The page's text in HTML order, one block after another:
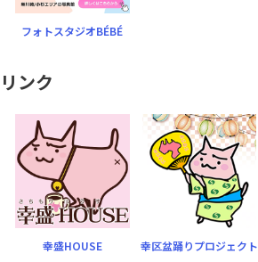
フォトスタジオBÉBÉ
リンク
幸盛HOUSE 幸区盆踊りプロジェクト